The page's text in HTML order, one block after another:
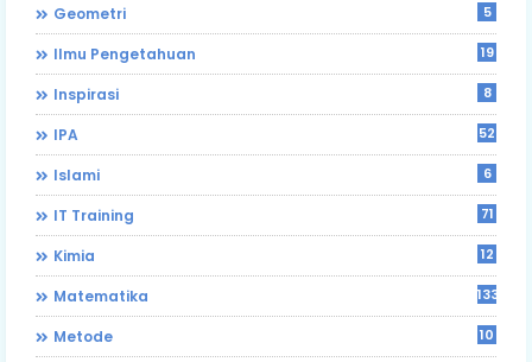
Geometri 5
Ilmu Pengetahuan 19
Inspirasi 8
IPA 52
Islami 6
IT Training 71
Kimia 12
Matematika 133
Metode 10